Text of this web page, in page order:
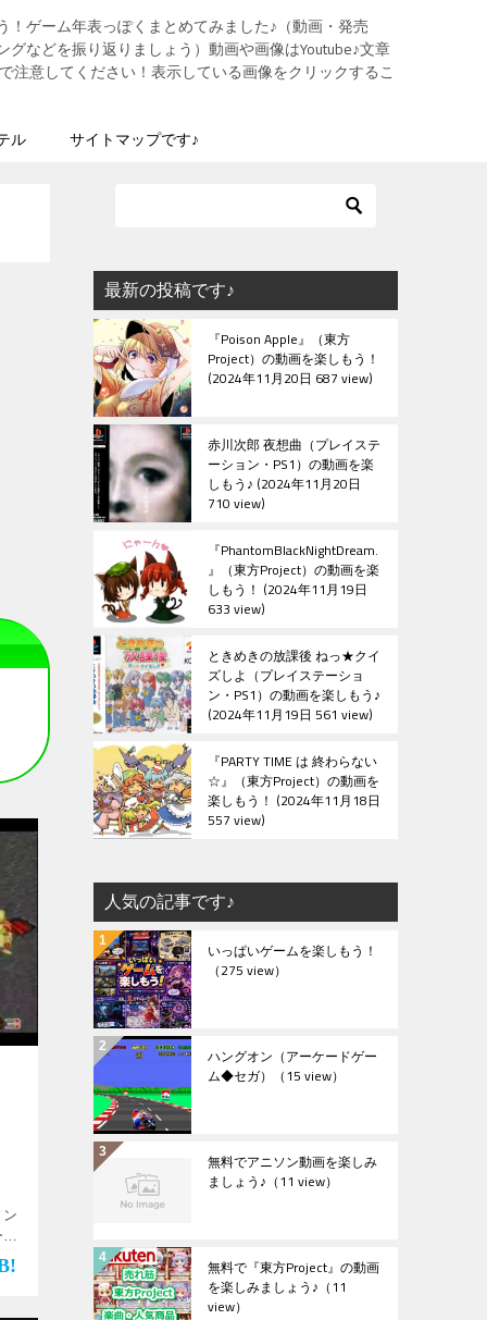
ゲーム年表っぽくまとめてみました♪（動画・発売
などを振り返りましょう）動画や画像はYoutube♪文章
注意してください！表示している画像をクリックするこ
ル サイトマップです♪
♪
最新の投稿です♪
『Poison Apple』（東方
Project）の動画を楽しもう！
2024年11月20日 687 view
赤川次郎 夜想曲（プレイステ
ーション・PS1）の動画を楽
しもう♪ 2024年11月20日
710 view
『PhantomBlackNightDream.
』（東方Project）の動画を楽
しもう！ 2024年11月19日
633 view
ときめきの放課後 ねっ★クイ
ズしよ（プレイステーショ
ン・PS1）の動画を楽しもう♪
2024年11月19日 561 view
『PARTY TIME は 終わらない
☆』（東方Project）の動画を
楽しもう！ 2024年11月18日
557 view
人気の記事です♪
いっぱいゲームを楽しもう！
（275 view）
ハングオン（アーケードゲー
ム◆セガ） （15 view）
無料でアニソン動画を楽しみ
ましょう♪ （11 view）
無料で『東方Project』の動画
を楽しみましょう♪ （11
view）